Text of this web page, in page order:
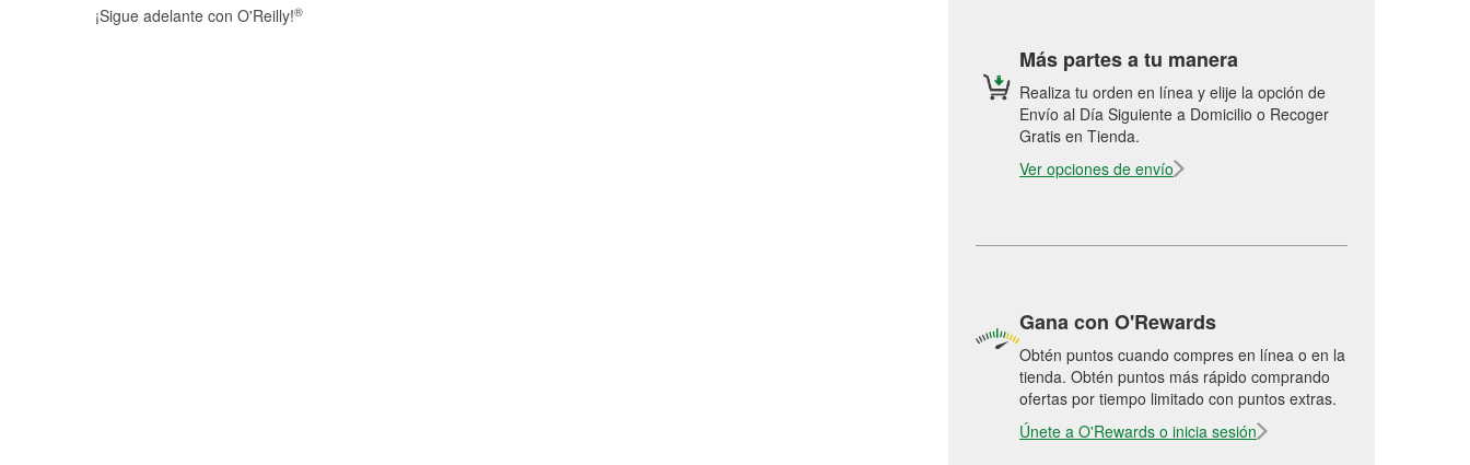
¡Sigue adelante con O'Reilly!®
Más partes a tu manera
Realiza tu orden en línea y elije la opción de
Envío al Día Siguiente a Domicilio o Recoger
Gratis en Tienda.
Ver opciones de envío
Gana con O'Rewards
Obtén puntos cuando compres en línea o en la
tienda. Obtén puntos más rápido comprando
ofertas por tiempo limitado con puntos extras.
Únete a O'Rewards o inicia sesión